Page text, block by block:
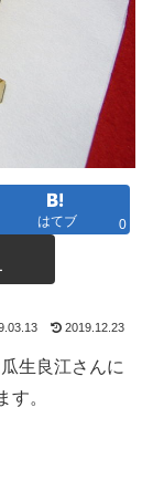
はてブ 0
2019.12.23
生良江さんに
す。